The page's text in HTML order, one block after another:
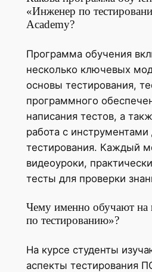
«Инженер по
Academy?
Программа обучения
несколько ключевых
основы тестирования,
программного
написания тестов, а
работа с инструментами
тестирования. Каждый
видеоуроки,
тесты для проверки
Чему именно обучают на
по тестированию»?
На курсе студенты
аспекты тестирования